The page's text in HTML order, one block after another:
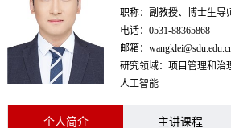
职称：副教授、博士生导
电话：0531-88365868
邮箱：
研究领域：项目管理和治
人工智能
个人简介 主讲课程